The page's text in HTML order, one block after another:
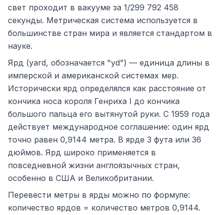
свет проходит в вакууме за 1/299 792 458
секунды. Метрическая система используется в
большинстве стран мира и является стандартом в
науке.
Ярд (yard, обозначается "yd") — единица длины в
имперской и американской системах мер.
Исторически ярд определялся как расстояние от
кончика носа короля Генриха I до кончика
большого пальца его вытянутой руки. С 1959 года
действует международное соглашение: один ярд
точно равен 0,9144 метра. В ярде 3 фута или 36
дюймов. Ярд широко применяется в
повседневной жизни англоязычных стран,
особенно в США и Великобритании.
Перевести метры в ярды можно по формуле:
количество ярдов = количество метров 0,9144.